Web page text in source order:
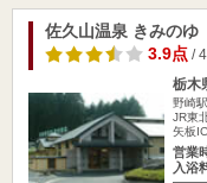
佐久山温泉 きみのゆ
3.9点/
栃木
野崎
JR東
矢板
営業
入浴